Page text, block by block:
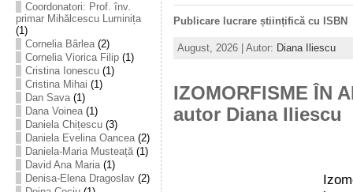
Coordonatori: Prof. înv.
primar Mihălcescu Luminița
(1)
Cornelia Bârlea(2)
Cornelia Viorica Filip(1)
Cristina Ionescu(1)
Cristina Mihai (1)
Dan Sava(1)
Dana Voinea(1)
Daniela Chițescu(3)
Daniela Evelina Oancea(2)
Daniela-Maria Musteață(1)
David Ana Maria(1)
Denisa-Elena Dragoslav(2)
Publicare lucrare științifică cu ISBN
August, 2026 | Autor: Diana Iliescu
IZOMORFISME ÎN
autor Diana Iliescu